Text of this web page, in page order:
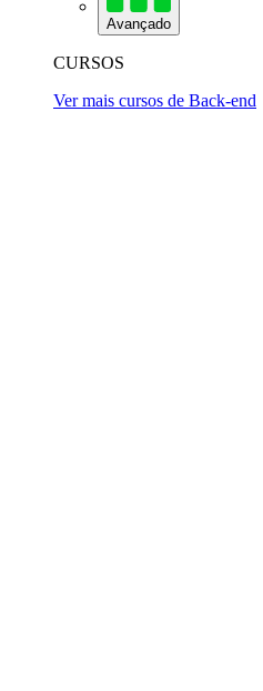
Avançado
CURSOS
Ver mais cursos de Back-end